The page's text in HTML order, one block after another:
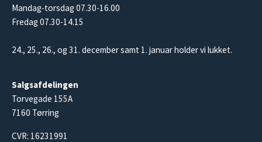
Mandag-torsdag 07.30-16.00
Fredag 07.30-14.15
24., 25., 26., og 31. december samt 1. januar holder vi lukket.
Salgsafdelingen
Torvegade 155A
7160 Tørring
CVR: 16231991